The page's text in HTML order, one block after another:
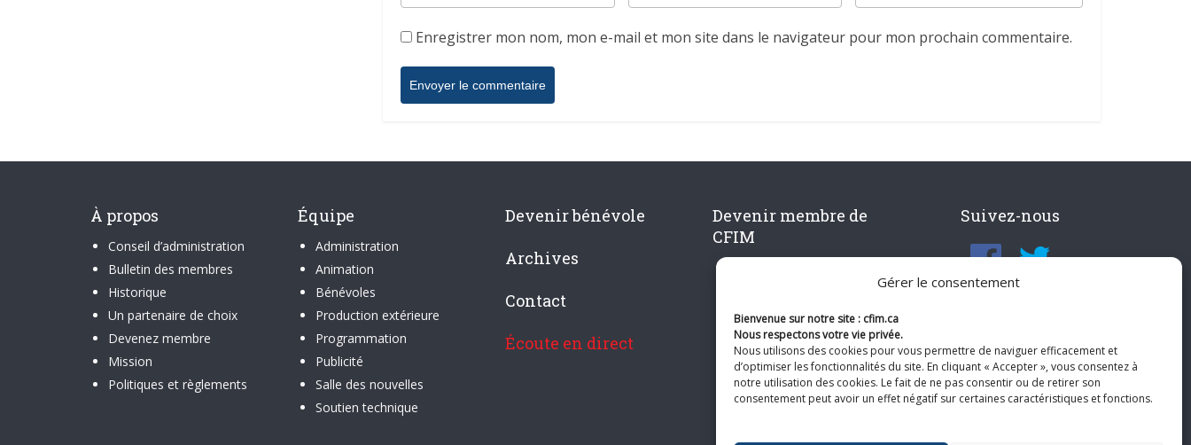
Gérer le consentement
Bienvenue sur notre site : cfim.ca
Nous respectons votre vie privée.
Nous utilisons des cookies pour vous permettre de naviguer efficacement et
d’optimiser les fonctionnalités du site. En cliquant « Accepter », vous consentez à
notre utilisation des cookies. Le fait de ne pas consentir ou de retirer son
consentement peut avoir un effet négatif sur certaines caractéristiques et fonctions.
Enregistrer mon nom, mon e-mail et mon site dans le navigateur pour mon prochain commentaire.
À propos
Conseil d’administration
Bulletin des membres
Historique
Un partenaire de choix
Devenez membre
Mission
Politiques et règlements
Équipe
Administration
Animation
Bénévoles
Production extérieure
Programmation
Publicité
Salle des nouvelles
Soutien technique
Devenir bénévole
Archives
Contact
Écoute en direct
Devenir membre de
CFIM
Suivez-nous